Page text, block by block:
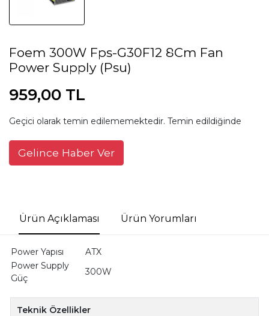
Foem 300W Fps-G30F12 8Cm Fan
Power Supply (Psu)
959,00 TL
Geçici olarak temin edilememektedir. Temin edildiğinde
Gelince Haber Ver
Ürün Açıklaması Ürün Yorumları
Power Yapısı
ATX
Power Supply
Güç
300W
Teknik Özellikler